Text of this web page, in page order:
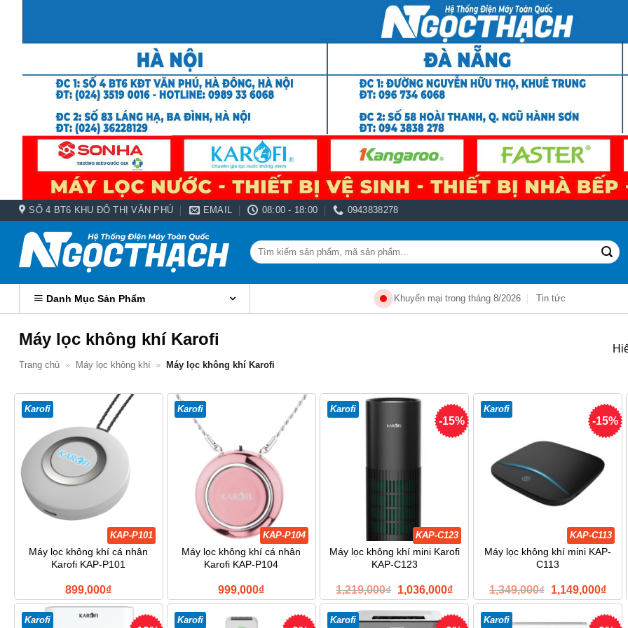
SỐ 4 BT6 KHU ĐÔ THỊ VĂN PHÚ EMAIL 08:00 - 18:00 0943838278
Tìm
kiếm:
Danh Mục Sản Phẩm Khuyến mại trong tháng 8/2026 Tin tức
Máy lọc không khí Karofi
Trang chủ » Máy lọc không khí » Máy lọc không khí Karofi
Karofi
KAP-P101
Máy lọc không khí cá nhân
Karofi KAP-P101
899,000₫
Karofi
KAP-P104
Máy lọc không khí cá nhân
Karofi KAP-P104
999,000₫
-15%
Karofi
KAP-C123
Máy lọc không khí mini Karofi
KAP-C123
1,219,000₫ Giá
gốc
là:
1,219,000₫.
1,036,000₫Giá
hiện
là:
-15%
Karofi
KAP-C113
Máy lọc không khí mini KAP-
C113
1,349,000₫
Giá
gốc
1,349,000₫.
1,149,000₫Giá
hiện
là:
Karofi Karofi Karofi Karofi